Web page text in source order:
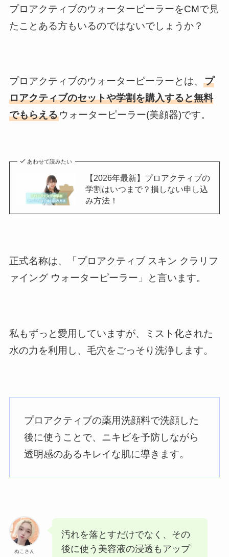
プロアクティブのウォーターピーラーをCMで見
たことある方もいるのではないでしょうか？
プロアクティブのウォーターピーラーとは、 プ
ロアクティブのセットや学割を購入すると無料
でもらえるウォーターピーラー(美顔器)です。
あわせて読みたい
【2026年最新】プロアクティブの
学割はいつまで？損しない申し込
み方法！
正式名称は、「プロアクティブ スキン クラリフ
ァイング ウォーターピーラー」と言います。
私もずっと愛用していますが、ミスト化された
水の力を利用し、毛穴をごっそり洗浄します。
プロアクティブの薬用洗顔料で洗顔した
後に使うことで、ニキビを予防しながら
透明感のあるキレイな肌に導きます。
ぬこさん
汚れを落とすだけでなく、その
後に使う美容液の浸透もアップ